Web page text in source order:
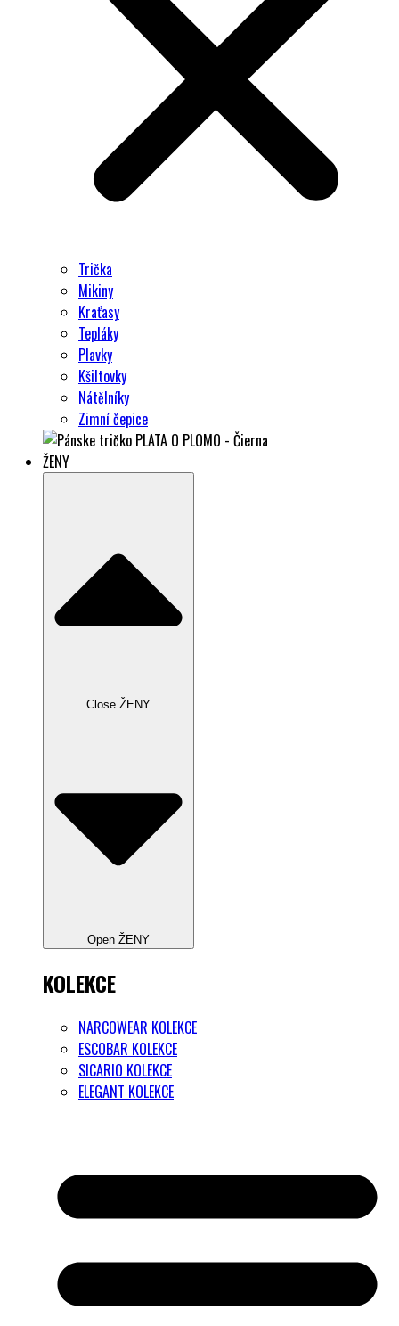
Trička
Mikiny
Kraťasy
Tepláky
Plavky
Kšiltovky
Nátělníky
Zimní čepice
ŽENY
Close ŽENY
Open ŽENY
KOLEKCE
NARCOWEAR KOLEKCE
ESCOBAR KOLEKCE
SICARIO KOLEKCE
ELEGANT KOLEKCE